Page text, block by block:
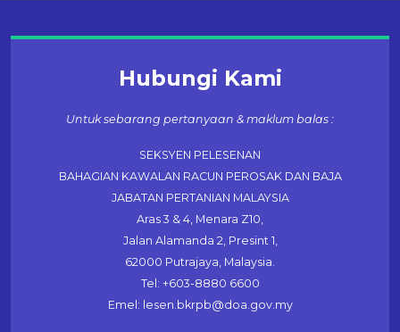
Hubungi Kami
Untuk sebarang pertanyaan & maklum balas :
SEKSYEN PELESENAN
BAHAGIAN KAWALAN RACUN PEROSAK DAN BAJA
JABATAN PERTANIAN MALAYSIA
Aras 3 & 4, Menara Z10,
Jalan Alamanda 2, Presint 1,
62000 Putrajaya, Malaysia.
Tel: +603-8880 6600
Emel: lesen.bkrpb@doa.gov.my